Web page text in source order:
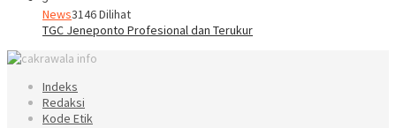
News3146 Dilihat
TGC Jeneponto Profesional dan Terukur
Indeks
Redaksi
Kode Etik